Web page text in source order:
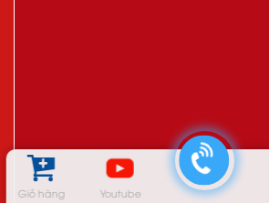
Giỏ hàng Youtube